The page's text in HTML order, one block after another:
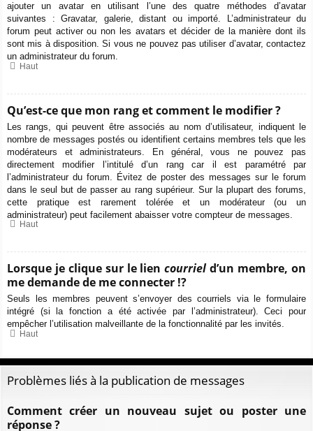
ajouter un avatar en utilisant l’une des quatre méthodes d’avatar
suivantes : Gravatar, galerie, distant ou importé. L’administrateur du
forum peut activer ou non les avatars et décider de la manière dont ils
sont mis à disposition. Si vous ne pouvez pas utiliser d’avatar, contactez
un administrateur du forum.
Haut
Qu’est-ce que mon rang et comment le modifier ?
Les rangs, qui peuvent être associés au nom d’utilisateur, indiquent le
nombre de messages postés ou identifient certains membres tels que les
modérateurs et administrateurs. En général, vous ne pouvez pas
directement modifier l’intitulé d’un rang car il est paramétré par
l’administrateur du forum. Évitez de poster des messages sur le forum
dans le seul but de passer au rang supérieur. Sur la plupart des forums,
cette pratique est rarement tolérée et un modérateur (ou un
administrateur) peut facilement abaisser votre compteur de messages.
Haut
Lorsque je clique sur le liencourrield’un membre, on
me demande de me connecter !?
Seuls les membres peuvent s’envoyer des courriels via le formulaire
intégré (si la fonction a été activée par l’administrateur). Ceci pour
empêcher l’utilisation malveillante de la fonctionnalité par les invités.
Haut
Problèmes liés à la publication de messages
Comment créer un nouveau sujet ou poster une
réponse ?